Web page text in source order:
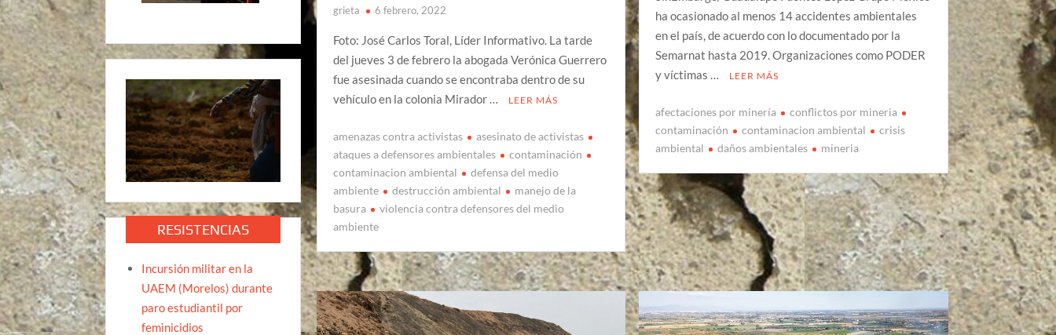
grieta 6 febrero, 2022
Foto: José Carlos Toral, Líder Informativo. La tarde
del jueves 3 de febrero la abogada Verónica Guerrero
fue asesinada cuando se encontraba dentro de su
vehículo en la colonia Mirador …
LEER MÁS
amenazas contra activistas
asesinato de activistas
ataques a defensores ambientales
contaminación
contaminacion ambiental
defensa del medio
ambiente
destrucción ambiental
manejo de la
basura
violencia contra defensores del medio
ambiente
ha ocasionado al menos 14 accidentes ambientales
en el país, de acuerdo con lo documentado por la
Semarnat hasta 2019. Organizaciones como PODER
y víctimas …
LEER MÁS
afectaciones por minería
conflictos por mineria
contaminación
contaminacion ambiental
crisis
ambiental
daños ambientales mineria
RESISTENCIAS
Incursión militar en la
UAEM (Morelos) durante
paro estudiantil por
feminicidios